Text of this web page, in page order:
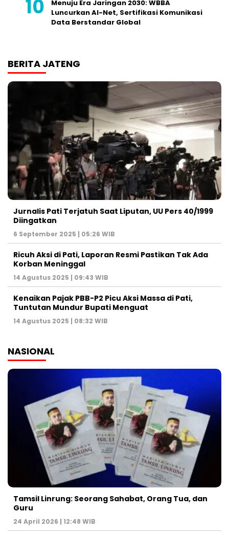
Menuju Era Jaringan 2030: WBBA
Luncurkan AI-Net, Sertifikasi Komunikasi
Data Berstandar Global
BERITA JATENG
Jurnalis Pati Terjatuh Saat Liputan, UU Pers 40/1999
Diingatkan
6 September 2025 | 05:26 WIB
Ricuh Aksi di Pati, Laporan Resmi Pastikan Tak Ada
Korban Meninggal
14 Agustus 2025 | 09:43 WIB
Kenaikan Pajak PBB-P2 Picu Aksi Massa di Pati,
Tuntutan Mundur Bupati Menguat
14 Agustus 2025 | 08:32 WIB
NASIONAL
Tamsil Linrung: Seorang Sahabat, Orang Tua, dan
Guru
24 April 2026 | 12:48 WIB